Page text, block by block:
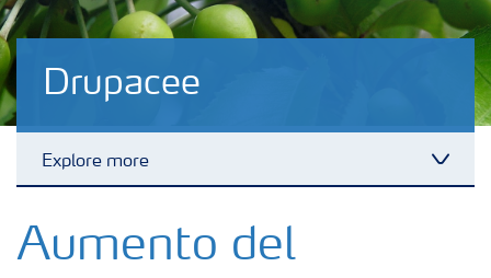
Drupacee
Explore more
Aumento del